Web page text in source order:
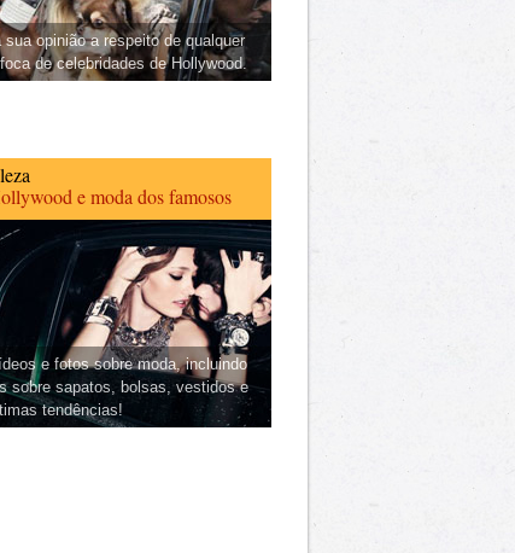
sua opinião a respeito de qualquer
de celebridades de Hollywood.
e moda dos famosos
e fotos sobre moda, incluindo
sobre sapatos, bolsas, vestidos e
tendências!